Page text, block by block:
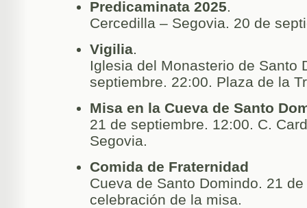
Predicaminata 2025.
Cercedilla – Segovia. 20 de
Vigilia.
Iglesia del Monasterio de Santo
septiembre. 22:00. Plaza de la
Misa en la Cueva de Santo
21 de septiembre. 12:00. C.
Segovia.
Comida de Fraternidad
Cueva de Santo Domindo. 21
celebración de la misa.